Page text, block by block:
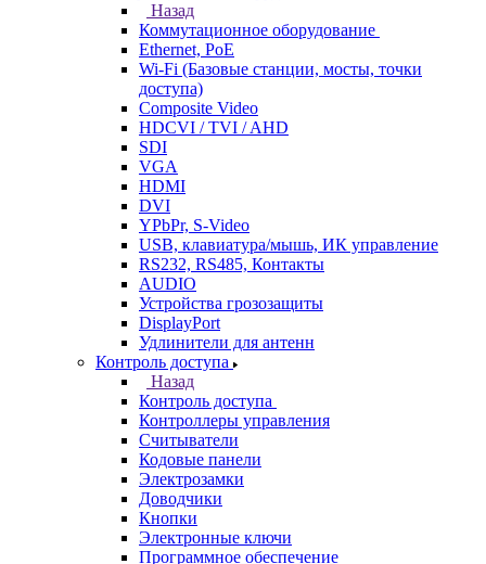
Назад
Коммутационное оборудование
Ethernet, PoE
Wi-Fi (Базовые станции, мосты, точки
доступа)
Composite Video
HDCVI / TVI / AHD
SDI
VGA
HDMI
DVI
YPbPr, S-Video
USB, клавиатура/мышь, ИК управление
RS232, RS485, Контакты
AUDIO
Устройства грозозащиты
DisplayPort
Удлинители для антенн
Контроль доступа
Назад
Контроль доступа
Контроллеры управления
Считыватели
Кодовые панели
Электрозамки
Доводчики
Кнопки
Электронные ключи
Программное обеспечение